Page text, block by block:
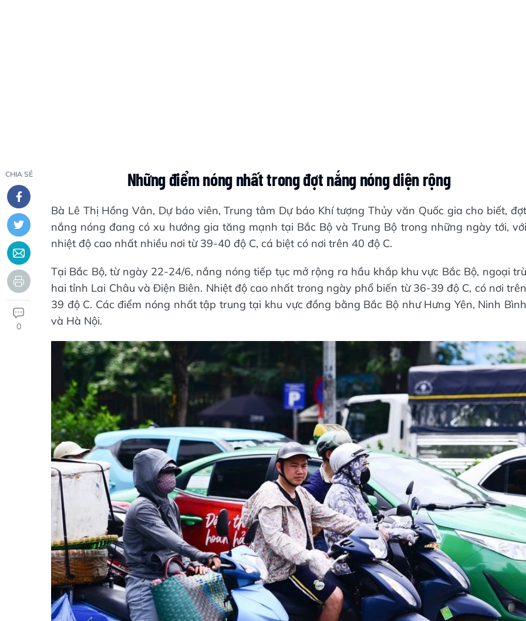
CHIA SẺ
0
Những điểm nóng nhất trong đợt nắng nóng diện rộng
Bà Lê Thị Hồng Vân, Dự báo viên, Trung tâm Dự báo Khí tượng Thủy văn Quốc gia cho biết, đợt
nắng nóng đang có xu hướng gia tăng mạnh tại Bắc Bộ và Trung Bộ trong những ngày tới, với
nhiệt độ cao nhất nhiều nơi từ 39-40 độ C, cá biệt có nơi trên 40 độ C.
Tại Bắc Bộ, từ ngày 22-24/6, nắng nóng tiếp tục mở rộng ra hầu khắp khu vực Bắc Bộ, ngoại trừ
hai tỉnh Lai Châu và Điện Biên. Nhiệt độ cao nhất trong ngày phổ biến từ 36-39 độ C, có nơi trên
39 độ C. Các điểm nóng nhất tập trung tại khu vực đồng bằng Bắc Bộ như Hưng Yên, Ninh Bình
và Hà Nội.